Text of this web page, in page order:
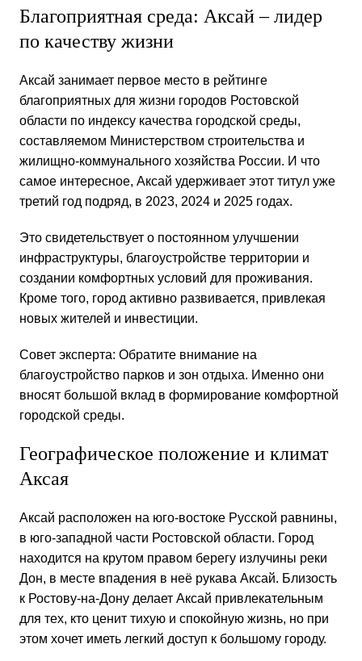
Благоприятная среда: Аксай – лидер
по качеству жизни
Аксай занимает первое место в рейтинге
благоприятных для жизни городов Ростовской
области по индексу качества городской среды,
составляемом Министерством строительства и
жилищно-коммунального хозяйства России. И что
самое интересное, Аксай удерживает этот титул уже
третий год подряд, в 2023, 2024 и 2025 годах.
Это свидетельствует о постоянном улучшении
инфраструктуры, благоустройстве территории и
создании комфортных условий для проживания.
Кроме того, город активно развивается, привлекая
новых жителей и инвестиции.
Совет эксперта: Обратите внимание на
благоустройство парков и зон отдыха. Именно они
вносят большой вклад в формирование комфортной
городской среды.
Географическое положение и климат
Аксая
Аксай расположен на юго-востоке Русской равнины,
в юго-западной части Ростовской области. Город
находится на крутом правом берегу излучины реки
Дон, в месте впадения в неё рукава Аксай. Близость
к Ростову-на-Дону делает Аксай привлекательным
для тех, кто ценит тихую и спокойную жизнь, но при
этом хочет иметь легкий доступ к большому городу.